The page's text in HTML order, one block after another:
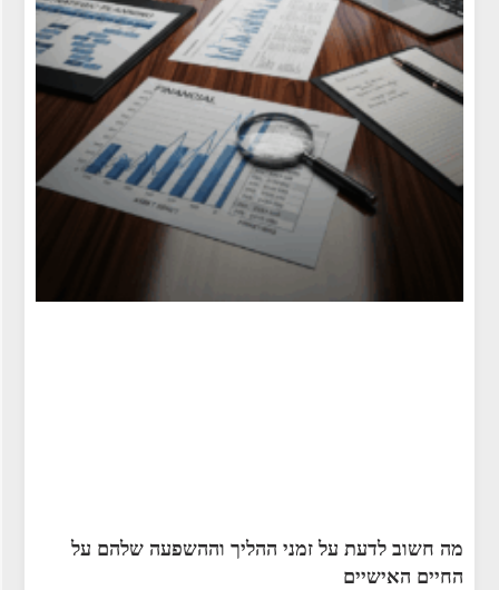
מה חשוב לדעת על זמני ההליך וההשפעה שלהם על
החיים האישיים